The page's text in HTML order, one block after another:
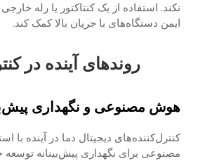
نکند. استفاده از یک کنتاکتور یا رله
ایمن دستگاه‌های با جریان بالا کمک کند.
روند‌های آینده در
هوش مصنوعی و نگهداری
کنترل‌کننده‌های دیجیتال دما در آینده با
مصنوعی برای نگهداری پیش‌بینانه توسعه